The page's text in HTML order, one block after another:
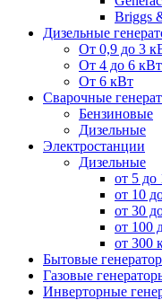
Briggs
Дизельные
От 0,9 до 3
От 4 до 6 кВт
От 6 кВт
Сварочные
Бензиновые
Дизельные
Электростанции
Дизельные
от 5 до
от 10
от 30
от 100
от 300
Бытовые
Газовые
Инверторные